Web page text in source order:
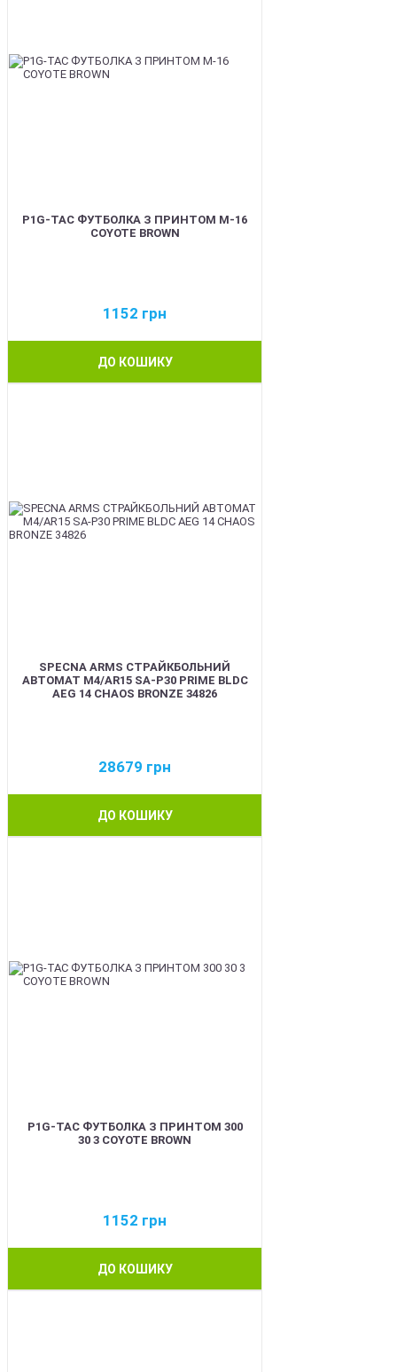
P1G-TAC ФУТБОЛКА З ПРИНТОМ M-16
COYOTE BROWN
1152 грн
ДО КОШИКУ
SPECNA ARMS СТРАЙКБОЛЬНИЙ
АВТОМАТ M4/AR15 SA-P30 PRIME BLDC
AEG 14 CHAOS BRONZE 34826
28679 грн
ДО КОШИКУ
P1G-TAC ФУТБОЛКА З ПРИНТОМ 300
30 3 COYOTE BROWN
1152 грн
ДО КОШИКУ